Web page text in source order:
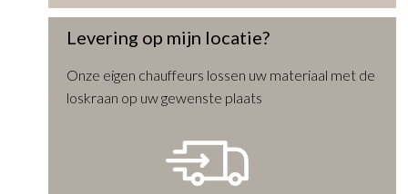
Levering op mijn locatie?
Onze eigen chauffeurs lossen uw materiaal met de
loskraan op uw gewenste plaats